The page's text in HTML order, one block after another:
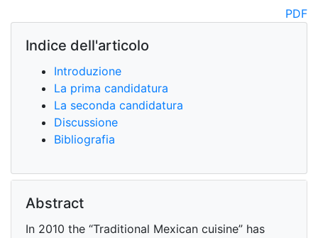
PDF
Indice dell'articolo
Introduzione
La prima candidatura
La seconda candidatura
Discussione
Bibliografia
Abstract
In 2010 the “Traditional Mexican cuisine” has